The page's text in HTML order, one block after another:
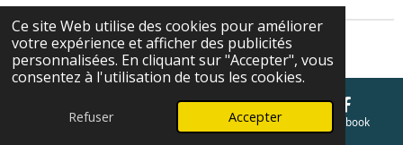
Ce site Web utilise des cookies pour améliorer
votre expérience et afficher des publicités
personnalisées. En cliquant sur "Accepter", vous
consentez à l'utilisation de tous les cookies.
Refuser Accepter
Cgv
E-mail Carte Facebook